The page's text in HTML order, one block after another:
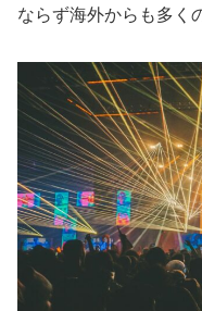
ならず海外からも多く